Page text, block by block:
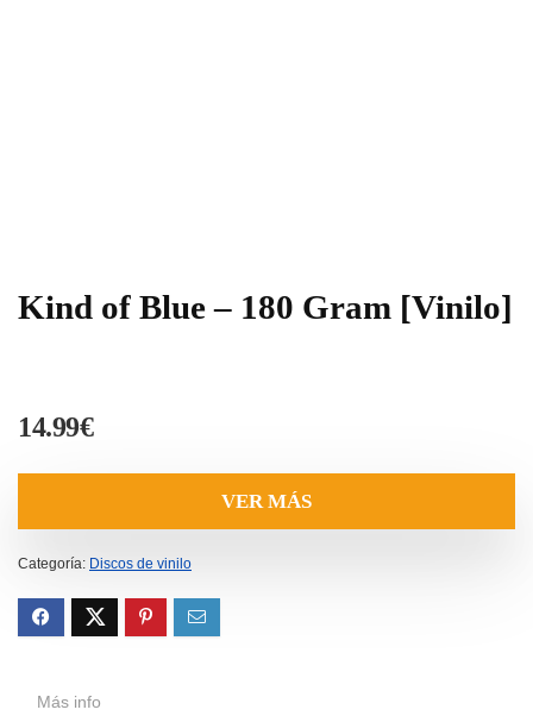
Kind of Blue – 180 Gram [Vinilo]
14.99€
VER MÁS
Categoría: Discos de vinilo
Más info